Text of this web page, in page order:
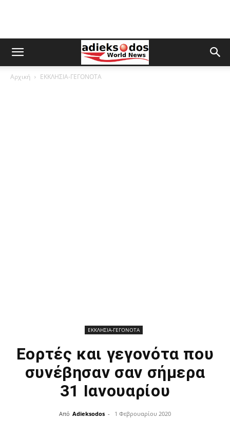
Αρχική ΕΚΚΛΗΣΙΑ-ΓΕΓΟΝΟΤΑ
ΕΚΚΛΗΣΙΑ-ΓΕΓΟΝΟΤΑ
Εορτές και γεγονότα που
συνέβησαν σαν σήμερα
31 Ιανουαρίου
Από Adieksodos - 1 Φεβρουαρίου 2020